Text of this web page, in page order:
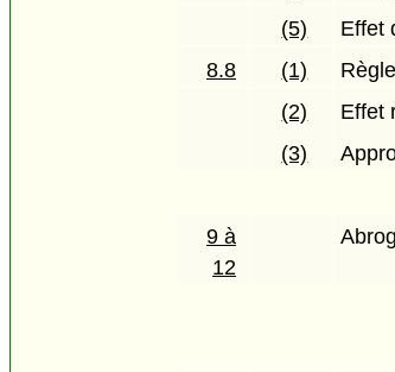
(5)
Effet
8.8
(1)
(2)
Effet
(3)
9 à
12